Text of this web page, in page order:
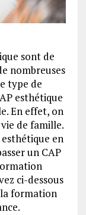
sont de
nombreuses
type de
esthétique
En effet, on
de famille.
en
un CAP
ci-dessous
formation